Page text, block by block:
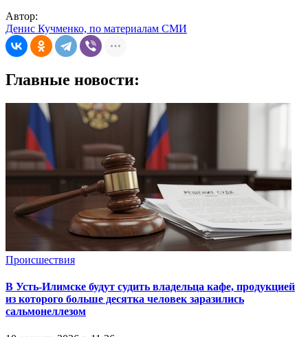
Автор:
Денис Кучменко, по материалам СМИ
Главные новости:
Происшествия
В Усть-Илимске будут судить владельца кафе, продукцией
из которого больше десятка человек заразились
сальмонеллезом